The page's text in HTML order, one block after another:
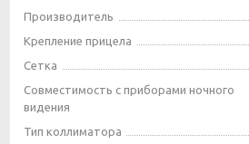
Производитель
Крепление прицела
Сетка
Совместимость с приборами ночного
видения
Тип коллиматора